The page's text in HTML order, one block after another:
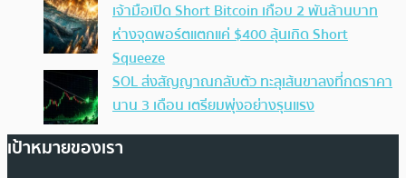
เจ้ามือเปิด Short Bitcoin เกือบ 2 พันล้านบาท
ห่างจุดพอร์ตแตกแค่ $400 ลุ้นเกิด Short
Squeeze
SOL ส่งสัญญาณกลับตัว ทะลุเส้นขาลงที่กดราคา
นาน 3 เดือน เตรียมพุ่งอย่างรุนแรง
เป้าหมายของเรา